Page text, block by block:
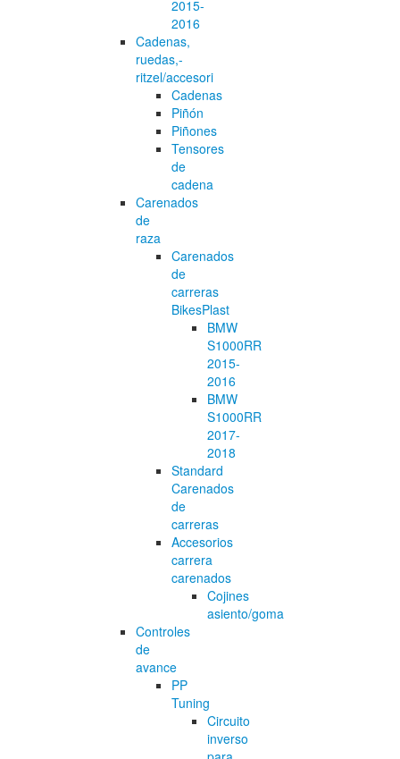
2015-
2016
Cadenas,
ruedas,-
ritzel/accesori
Cadenas
Piñón
Piñones
Tensores
de
cadena
Carenados
de
raza
Carenados
de
carreras
BikesPlast
BMW
S1000RR
2015-
2016
BMW
S1000RR
2017-
2018
Standard
Carenados
de
carreras
Accesorios
carrera
carenados
Cojines
asiento/goma
Controles
de
avance
PP
Tuning
Circuito
inverso